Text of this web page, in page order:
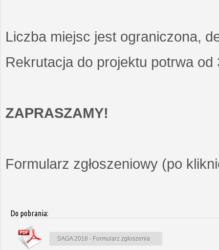
Liczba miejsc jest ograniczona,
Rekrutacja do projektu potrwa
ZAPRASZAMY!
Formularz zgłoszeniowy (po
Do pobrania:
SAGA 2018 - Formularz zgłoszenia